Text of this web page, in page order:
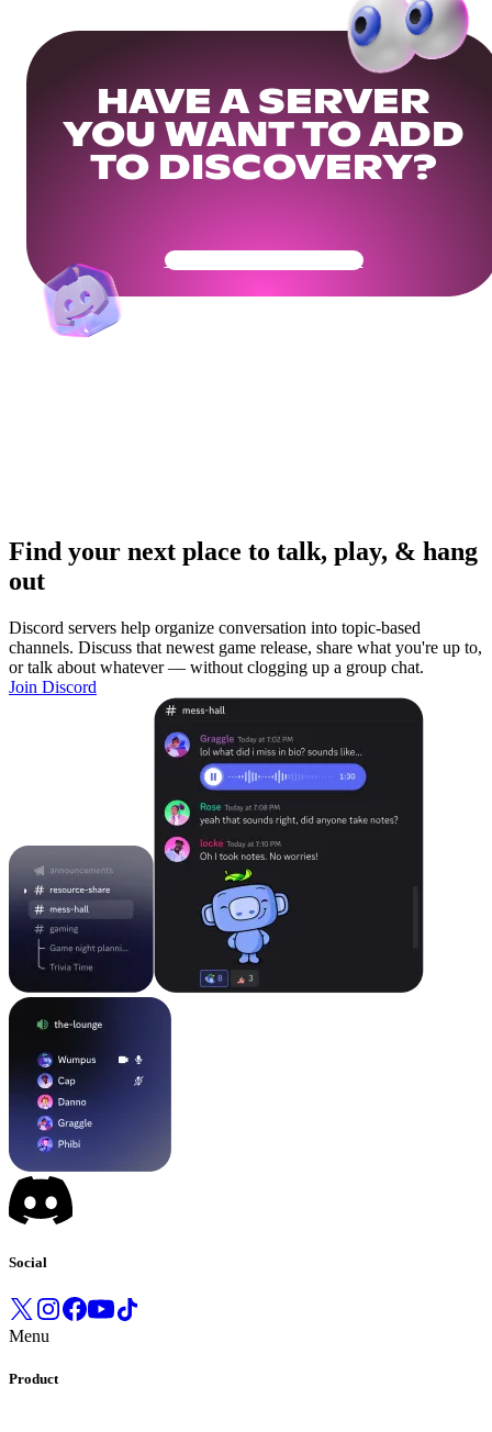
HAVE A SERVER
YOU WANT TO ADD
TO DISCOVERY?
Get Your Community Ready
Find your next place to talk, play, & hang
out
Discord servers help organize conversation into topic-based
channels. Discuss that newest game release, share what you're up to,
or talk about whatever — without clogging up a group chat.
Join Discord
Social
Menu
Product